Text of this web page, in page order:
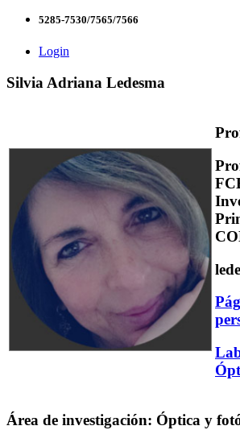
5285-7530/7565/7566
Login
Silvia Adriana Ledesma
Área de investigación: Óptica y